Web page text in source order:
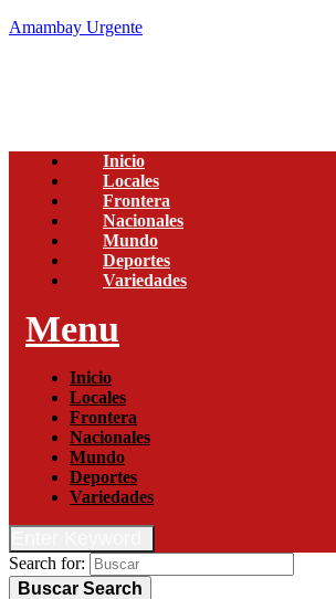
Amambay Urgente
Inicio
Locales
Frontera
Nacionales
Mundo
Deportes
Variedades
Menu
Inicio
Locales
Frontera
Nacionales
Mundo
Deportes
Variedades
Search for:
Buscar Search